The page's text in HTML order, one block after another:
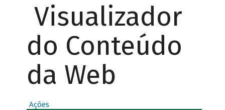
Visualizador
do Conteúdo
da Web
Ações